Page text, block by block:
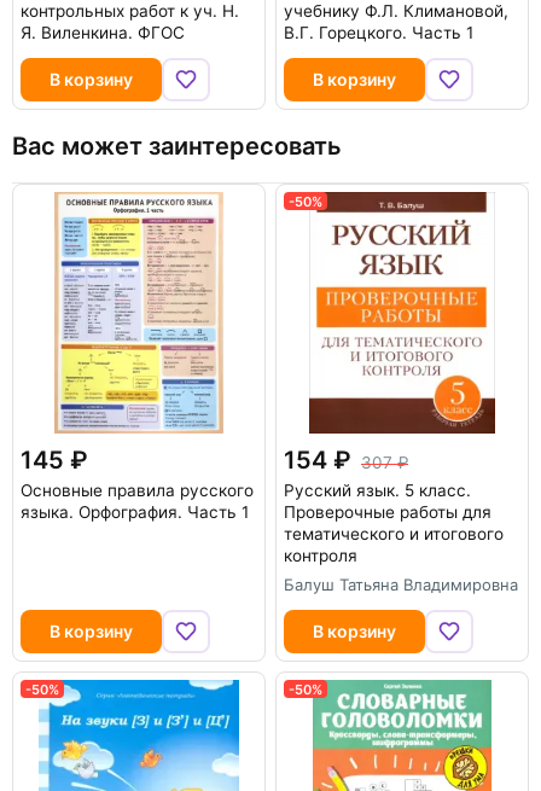
контрольных работ к уч. Н.
Я. Виленкина. ФГОС
В корзину
учебнику Ф.Л. Климановой,
В.Г. Горецкого. Часть 1
В корзину
Вас может заинтересовать
145
Основные правила русского
языка. Орфография. Часть 1
В корзину
-50%
154
307
Русский язык. 5 класс.
Проверочные работы для
тематического и итогового
контроля
Балуш Татьяна Владимировна
В корзину
-50% -50%